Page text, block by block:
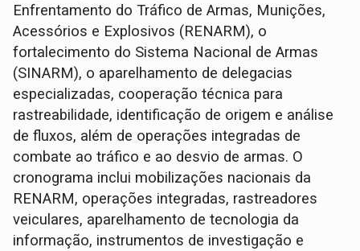
Enfrentamento do Tráfico de Armas, Munições,
Acessórios e Explosivos (RENARM), o
fortalecimento do Sistema Nacional de Armas
(SINARM), o aparelhamento de delegacias
especializadas, cooperação técnica para
rastreabilidade, identificação de origem e análise
de fluxos, além de operações integradas de
combate ao tráfico e ao desvio de armas. O
cronograma inclui mobilizações nacionais da
RENARM, operações integradas, rastreadores
veiculares, aparelhamento de tecnologia da
informação, instrumentos de investigação e